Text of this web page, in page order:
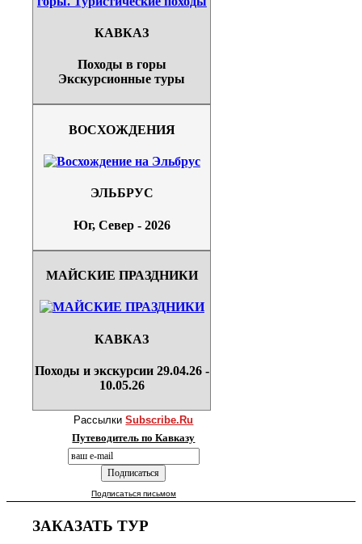
КАВКАЗ
Походы в горы
Экскурсионные туры
ВОСХОЖДЕНИЯ
ЭЛЬБРУС
Юг, Север - 2026
МАЙСКИЕ ПРАЗДНИКИ
КАВКАЗ
Походы и экскурсии 29.04.26 -
10.05.26
РассылкиSubscribe.Ru
Путеводитель по Кавказу
Подписаться письмом
ЗАКАЗАТЬ ТУР